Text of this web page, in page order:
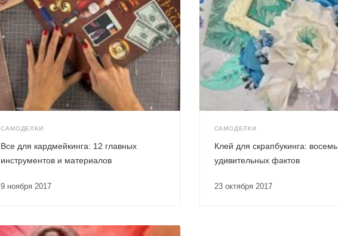
САМОДЕЛКИ
9 ноября 2017
Все для кардмейкинга: 12 главных
инструментов и материалов
САМОДЕЛКИ
23 октября 2017
Клей для скрапбукинга: восемь
удивительных фактов